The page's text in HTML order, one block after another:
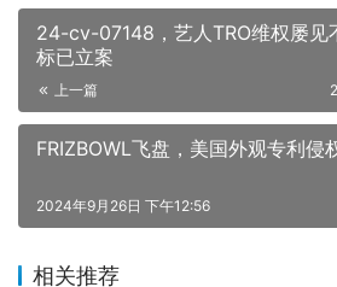
24-cv-07148，艺人TRO维权屡见
标已立案
上一篇
FRIZBOWL飞盘，美国外观专利侵
2024年9月26日 下午12:56
相关推荐